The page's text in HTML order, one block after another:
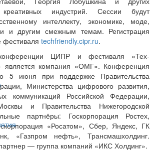
креативных индустрий. Сессии будут
интеллекту, экономике, моде,
и другим смежным темам. Регистрация
фестиваля techfriendly.cipr.ru.
ЦИПР и фестиваля «Тех-
является компания «ОМГ». Конференция
5 июня при поддержке Правительства
Министерства цифрового развития,
коммуникаций Российской Федерации,
и Правительства Нижегородской
партнёры: Госкорпорация Ростех,
«Росатом», Сбер, Яндекс, ГК
«Газпром нефть», Трансмашхолдинг.
— группа компаний «ИКС Холдинг».